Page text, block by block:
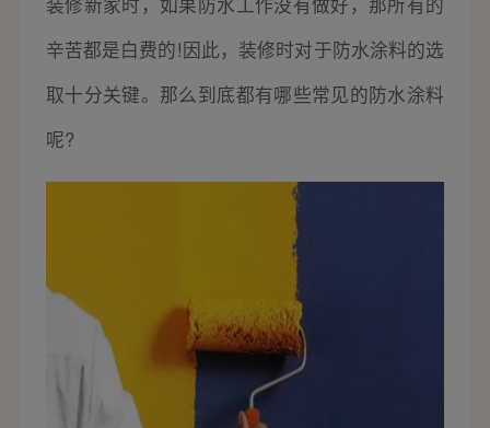
辛苦都是白费的!因此，装修时对于防水涂料的选
取十分关键。那么到底都有哪些常见的防水涂料
呢?